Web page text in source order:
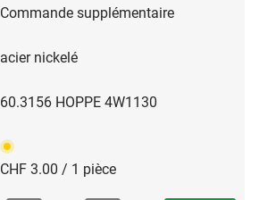
Commande supplémentaire
acier nickelé
60.3156 HOPPE 4W1130
CHF 3.00 / 1 pièce